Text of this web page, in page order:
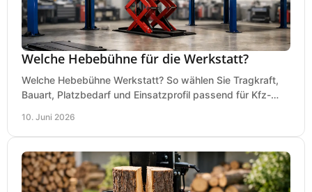
Welche Hebebühne für die Werkstatt?
Welche Hebebühne Werkstatt? So wählen Sie Tragkraft,
Bauart, Platzbedarf und Einsatzprofil passend für Kfz-
10. Juni 2026